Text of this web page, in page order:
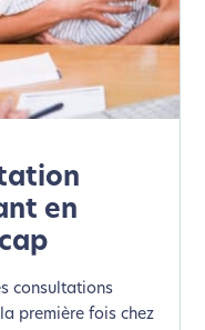
en
consultations
première fois chez